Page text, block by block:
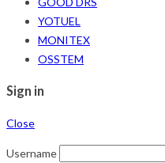
YOTUEL
MONITEX
OSSTEM
Sign in
Close
Username